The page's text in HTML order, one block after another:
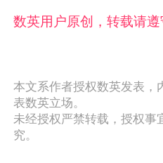
数英用户原创，转载请
本文系作者授权数英发表，
表数英立场。
未经授权严禁转载，授权事
究。